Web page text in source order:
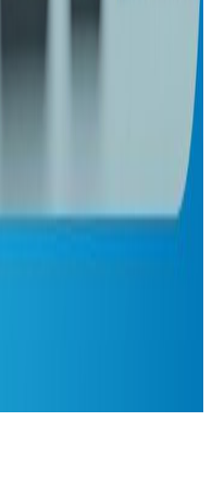
लागि थुनामा
शल्यक्रिया !
एबीसीका कर्मचारी